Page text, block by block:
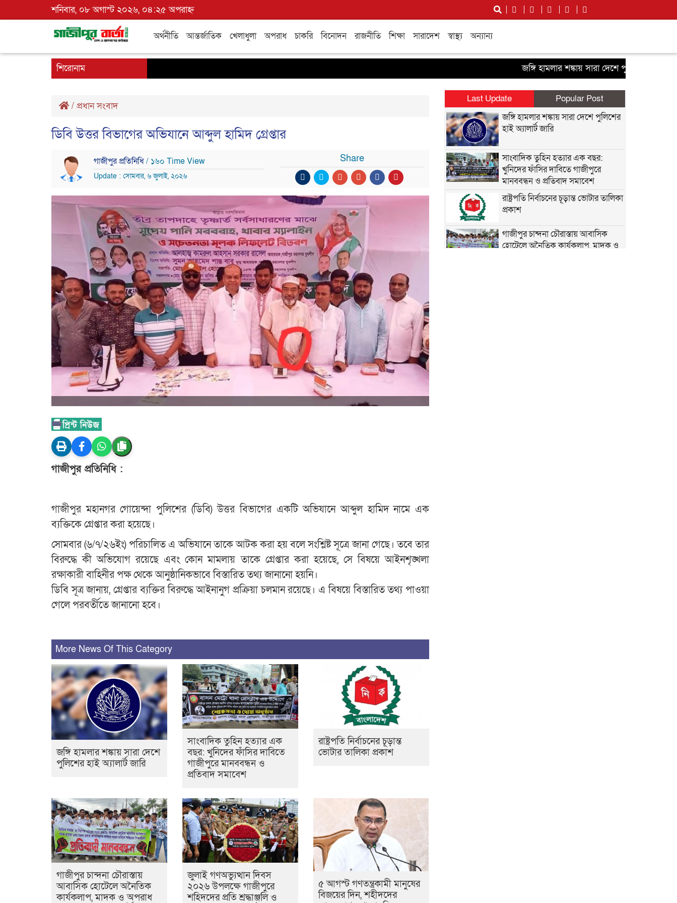
শনিবার, ০৮ অগাস্ট ২০২৬, ০৪:২৫ অপরাহ্ন
অর্থনীতি আন্তর্জাতিক খেলাধুলা অপরাধ চাকরি বিনোদন রাজনীতি শিক্ষা সারাদেশ স্বাস্থ্য অন্যান্য
শিরোনাম জঙ্গি হামলার শঙ্কায় সারা দেশে পুলিশের হাই অ্যালার্ট
/ প্রধান সংবাদ
ডিবি উত্তর বিভাগের অভিযানে আব্দুল হামিদ গ্রেপ্তার
গাজীপুর প্রতিনিধি/ ১৬০ Time View
Update : সোমবার, ৬ জুলাই, ২০২৬
Share
গাজীপুর প্রতিনিধি :
গাজীপুর মহানগর গোয়েন্দা পুলিশের (ডিবি) উত্তর বিভাগের একটি অভিযানে আব্দুল হামিদ নামে এক
ব্যক্তিকে গ্রেপ্তার করা হয়েছে।
সোমবার (৬/৭/২৬ইং) পরিচালিত এ অভিযানে তাকে আটক করা হয় বলে সংশ্লিষ্ট সূত্রে জানা গেছে। তবে তার
বিরুদ্ধে কী অভিযোগ রয়েছে এবং কোন মামলায় তাকে গ্রেপ্তার করা হয়েছে, সে বিষয়ে আইনশৃঙ্খলা
রক্ষাকারী বাহিনীর পক্ষ থেকে আনুষ্ঠানিকভাবে বিস্তারিত তথ্য জানানো হয়নি।
ডিবি সূত্র জানায়, গ্রেপ্তার ব্যক্তির বিরুদ্ধে আইনানুগ প্রক্রিয়া চলমান রয়েছে। এ বিষয়ে বিস্তারিত তথ্য পাওয়া
গেলে পরবর্তীতে জানানো হবে।
More News Of This Category
জঙ্গি হামলার শঙ্কায় সারা দেশে
পুলিশের হাই অ্যালার্ট জারি
সাংবাদিক তুহিন হত্যার এক
বছর: খুনিদের ফাঁসির দাবিতে
গাজীপুরে মানববন্ধন ও
প্রতিবাদ সমাবেশ
রাষ্ট্রপতি নির্বাচনের চূড়ান্ত
ভোটার তালিকা প্রকাশ
গাজীপুর চান্দনা চৌরাস্তায়
আবাসিক হোটেলে অনৈতিক
কার্যকলাপ, মাদক ও অপরাধ
জুলাই গণঅভ্যুত্থান দিবস
২০২৬ উপলক্ষে গাজীপুরে
শহিদদের প্রতি শ্রদ্ধাঞ্জলি ও
৫ আগস্ট গণতন্ত্রকামী মানুষের
বিজয়ের দিন, শহীদদের
Last Update
Popular Post
জঙ্গি হামলার শঙ্কায় সারা দেশে পুলিশের
হাই অ্যালার্ট জারি
সাংবাদিক তুহিন হত্যার এক বছর:
খুনিদের ফাঁসির দাবিতে গাজীপুরে
মানববন্ধন ও প্রতিবাদ সমাবেশ
রাষ্ট্রপতি নির্বাচনের চূড়ান্ত ভোটার তালিকা
প্রকাশ
গাজীপুর চান্দনা চৌরাস্তায় আবাসিক
হোটেলে অনৈতিক কার্যকলাপ, মাদক ও